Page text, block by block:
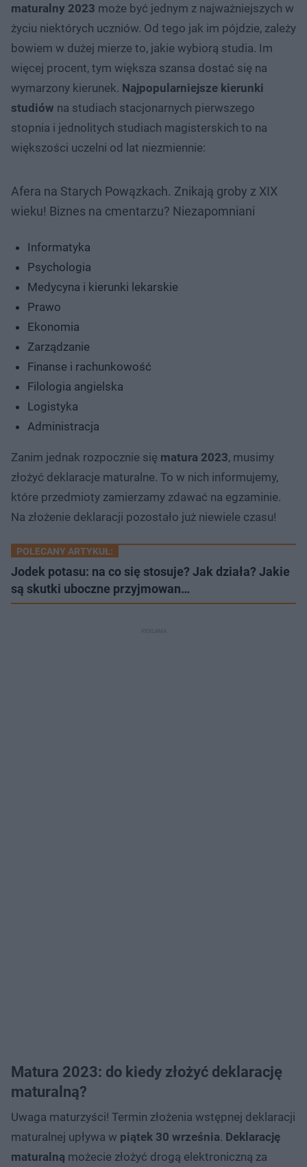
maturalny 2023 może być jednym z najważniejszych w
życiu niektórych uczniów. Od tego jak im pójdzie, zależy
bowiem w dużej mierze to, jakie wybiorą studia. Im
więcej procent, tym większa szansa dostać się na
wymarzony kierunek. Najpopularniejsze kierunki
studiów na studiach stacjonarnych pierwszego
stopnia i jednolitych studiach magisterskich to na
większości uczelni od lat niezmiennie:
Afera na Starych Powązkach. Znikają groby z XIX
wieku! Biznes na cmentarzu? Niezapomniani
Informatyka
Psychologia
Medycyna i kierunki lekarskie
Prawo
Ekonomia
Zarządzanie
Finanse i rachunkowość
Filologia angielska
Logistyka
Administracja
Zanim jednak rozpocznie się matura 2023, musimy
złożyć deklaracje maturalne. To w nich informujemy,
które przedmioty zamierzamy zdawać na egzaminie.
Na złożenie deklaracji pozostało już niewiele czasu!
POLECANY ARTYKUŁ:
Jodek potasu: na co się stosuje? Jak działa? Jakie
są skutki uboczne przyjmowan…
Matura 2023: do kiedy złożyć deklarację
maturalną?
Uwaga maturzyści! Termin złożenia wstępnej deklaracji
maturalnej upływa w piątek 30 września. Deklarację
maturalną możecie złożyć drogą elektroniczną za